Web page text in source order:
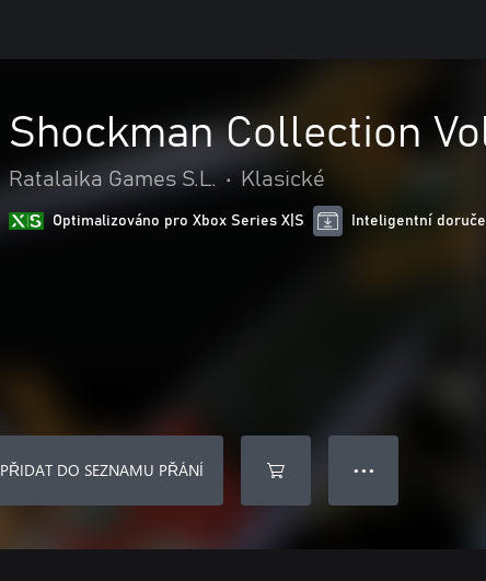
Shockman Collection
Ratalaika Games S.L. • Klasické
Optimalizováno pro Xbox Series X|S Inteligentní
PŘIDAT DO SEZNAMU PŘÁNÍ ● ● ●